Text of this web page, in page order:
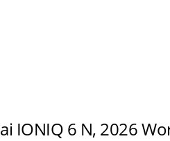
IONIQ 6 N, 2026